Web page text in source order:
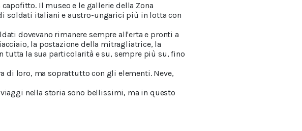
Il museo e le gallerie della Zona
soldati italiani e austro-ungarici più in lotta con
dovevano rimanere sempre all'erta e pronti a
la postazione della mitragliatrice, la
tutta la sua particolarità e su, sempre più su, fino
di loro, ma soprattutto con gli elementi. Neve,
nella storia sono bellissimi, ma in questo